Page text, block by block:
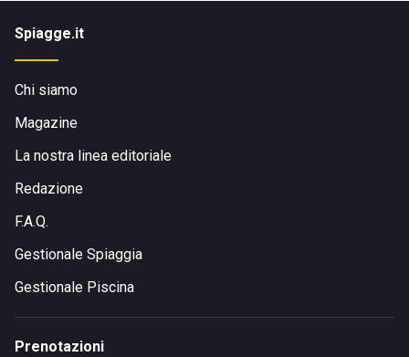
Spiagge.it
Chi siamo
Magazine
La nostra linea editoriale
Redazione
F.A.Q.
Gestionale Spiaggia
Gestionale Piscina
Prenotazioni